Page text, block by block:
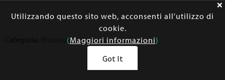
Ristorazione
Utilizzando questo sito web, acconsenti all'utilizzo di
cookie.
(Maggiori informazioni)
Got It